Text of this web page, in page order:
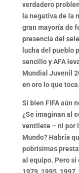
verdadero
la negativa de la
gran mayoría de
presencia del
lucha del pueblo
sencillo y AFA
Mundial Juvenil
en oro lo que toca.
Si bien FIFA aún
¿Se imaginan al
ventilete – ni por
Mundo? Habría
pobrísimas
al equipo. Pero si